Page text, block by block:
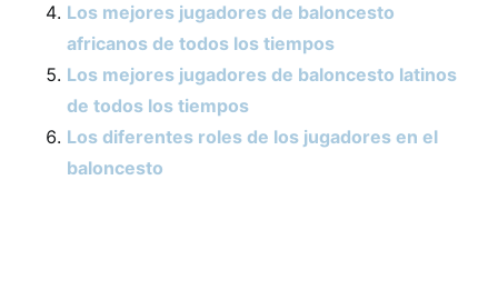
Los mejores jugadores de baloncesto
africanos de todos los tiempos
Los mejores jugadores de baloncesto latinos
de todos los tiempos
Los diferentes roles de los jugadores en el
baloncesto